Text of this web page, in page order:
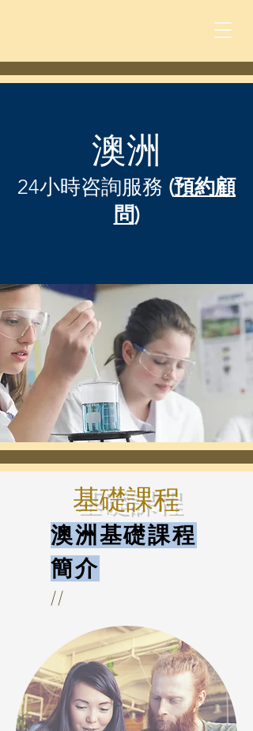
澳洲
24小時咨詢服務 (預約顧
問)
基礎課程
澳洲基礎課程
簡介
//